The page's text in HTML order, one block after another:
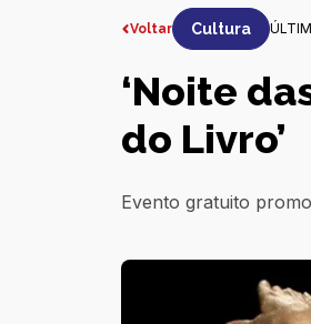
Voltar Cultura
‘Noite
do Livro’
Evento gratuito